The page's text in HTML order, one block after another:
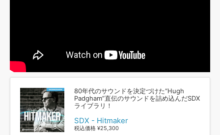
80年代のサウンドを決定づけた“Hugh
Padgham”直伝のサウンドを詰め込んだSDX
ライブラリ！
SDX - Hitmaker
税込価格 ¥25,300